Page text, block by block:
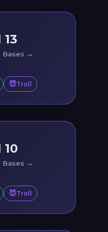
Bases →
😈Troll
Bases →
😈Troll